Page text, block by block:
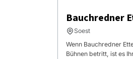
Bauchredner
Soest
Wenn Bauchredner
Bühnen betritt, ist es